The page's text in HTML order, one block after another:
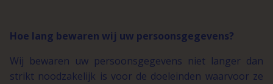
Hoe lang bewaren wij uw persoonsgegevens?
Wij bewaren uw persoonsgegevens niet langer dan
strikt noodzakelijk is voor de doeleinden waarvoor ze